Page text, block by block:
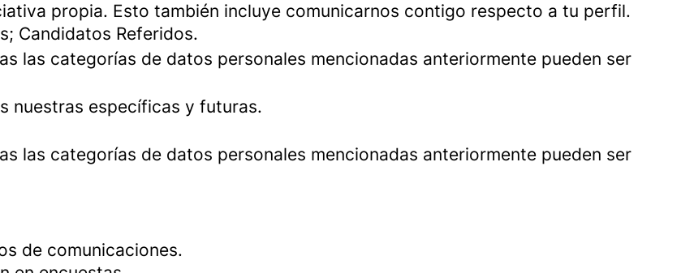
propia. Esto también incluye comunicarnos contigo respecto a tu perfil.
Candidatos Referidos.
las categorías de datos personales mencionadas anteriormente pueden ser
nuestras específicas y futuras.
las categorías de datos personales mencionadas anteriormente pueden ser
de comunicaciones.